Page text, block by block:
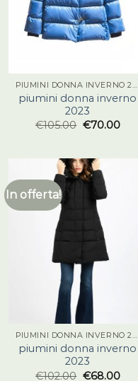
PIUMINI DONNA INVERNO 2023
piumini donna inverno
2023
€105.00 €70.00
In offerta!
PIUMINI DONNA INVERNO 2023
piumini donna inverno
2023
€102.00 €68.00